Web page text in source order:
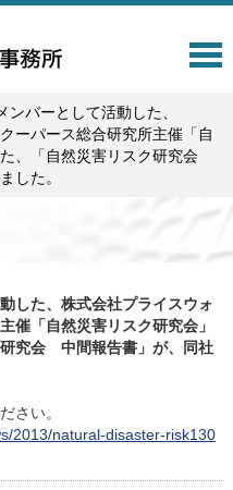
T
l
t
i
o
ンバーとして活動した、
ーパース総合研究所主催「自
、「自然災害リスク研究会
した。
した、株式会社プライスウォ
催「自然災害リスク研究会」
究会 中間報告書」が、同社
さい。
2013/natural-disaster-risk130